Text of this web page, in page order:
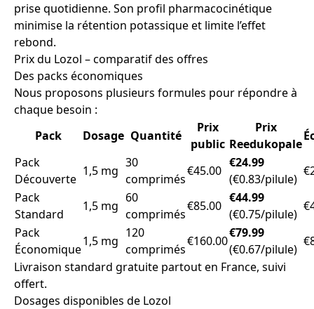
prise quotidienne. Son profil pharmacocinétique
minimise la rétention potassique et limite l’effet
rebond.
Prix du Lozol – comparatif des offres
Des packs économiques
Nous proposons plusieurs formules pour répondre à
chaque besoin :
Pack
Dosage Quantité
Prix
public
Prix
Reedukopale
Pack
Découverte
1,5 mg
30
comprimés
€45.00
€24.99
(€0.83/pilule)
Pack
Standard
1,5 mg
60
comprimés
€85.00
€44.99
(€0.75/pilule)
Pack
Économique
1,5 mg
120
comprimés
€160.00
€79.99
(€0.67/pilule)
Livraison standard gratuite partout en France, suivi
offert.
Dosages disponibles de Lozol